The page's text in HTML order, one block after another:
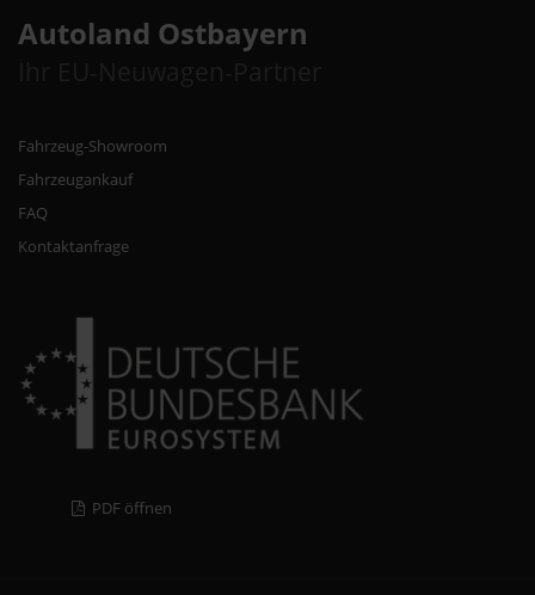
Autoland Ostbayern
Fahrzeug-Showroom
Fahrzeugankauf
FAQ
Kontaktanfrage
PDF öffnen